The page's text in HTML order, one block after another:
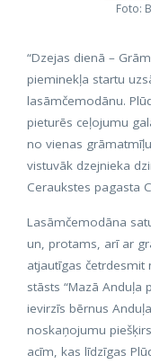
Foto:
“Dzejas dienā –
pieminekļa startu
lasāmčemodānu.
pieturēs ceļojumu
no vienas
vistuvāk dzejnieka
Ceraukstes pagasta
Lasāmčemodāna
un, protams, arī ar
atjautīgas četrdesmit
stāsts “Mazā Anduļa
ievirzīs bērnus
noskaņojumu
acīm, kas līdzīgas